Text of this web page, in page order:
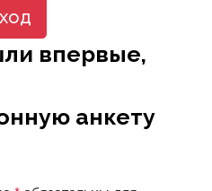
впервые,
анкету